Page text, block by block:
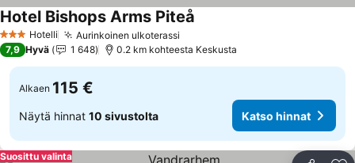
3 Tähtiluokitus
Hotelli Aurinkoinen ulkoterassi
Hotel Bishops Arms Piteå
7,9 Hyvä 1 648 0.2 km kohteesta Keskusta
Alkaen 115 €
Näytä hinnat 10 sivustolta Katso hinnat
Suosittu valinta